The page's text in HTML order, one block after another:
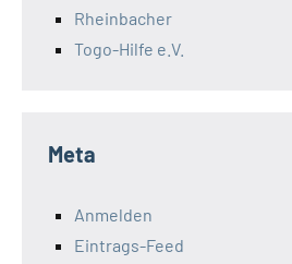
Rheinbacher
Togo-Hilfe e.V.
Meta
Anmelden
Eintrags-Feed